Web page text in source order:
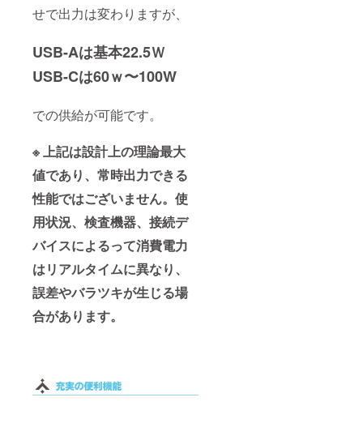
せで出力は変わりますが、
USB-Aは基本22.5Ｗ
USB-Cは60ｗ〜100W
での供給が可能です。
※ 上記は設計上の理論最大
値であり、常時出力できる
性能ではございません。使
用状況、検査機器、接続デ
バイスによるって消費電力
はリアルタイムに異なり、
誤差やバラツキが生じる場
合があります。